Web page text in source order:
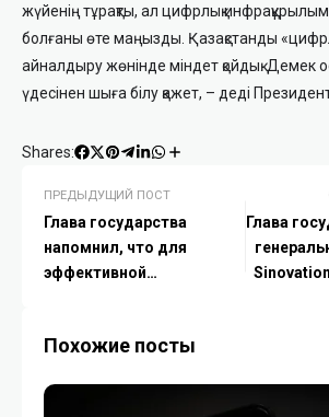
жүйенің тұрақты, ал цифрлық
болғаны өте маңызды. Қазақстанды
айналдыру жөнінде міндет қойдық. Демек
үдесінен шыға білу қажет, – деді
Shares:
ПРЕДЫДУЩИЙ ПОСТ
Глава государства
напомнил, что для
эффективной
измеримые и четкие
Глава
Похожие посты